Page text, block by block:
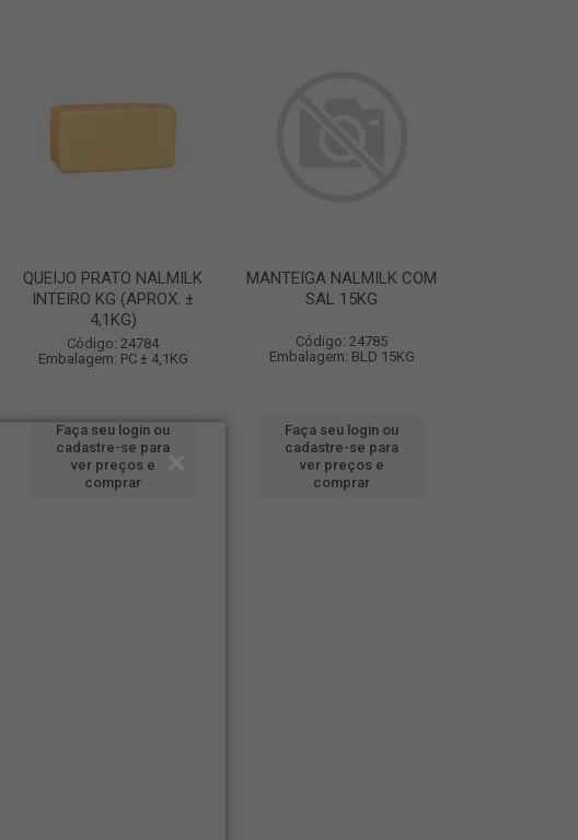
QUEIJO PRATO NALMILK
INTEIRO KG (APROX. ±
4,1KG)
Código: 24784
Embalagem: PC ± 4,1KG
Faça seu login ou
cadastre-se para
ver preços e
comprar
MANTEIGA NALMILK COM
SAL 15KG
Código: 24785
Embalagem: BLD 15KG
Faça seu login ou
cadastre-se para
ver preços e
comprar